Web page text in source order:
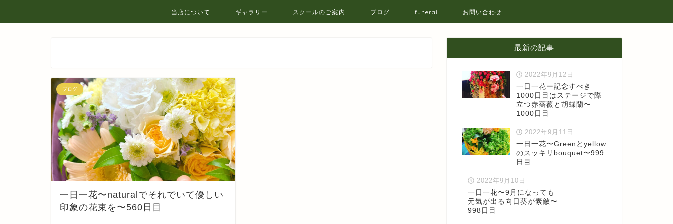
当店について ギャラリー スクールのご案内 ブログ funeral お問い合わせ
ブログ
一日一花〜naturalでそれでいて優しい
印象の花束を〜560日目
最新の記事
2022年9月12日
一日一花ー記念すべき
1000日目はステージで際
立つ赤薔薇と胡蝶蘭〜
1000日目
2022年9月11日
一日一花〜Greenとyellow
のスッキリbouquet〜999
日目
2022年9月10日
一日一花〜9月になっても
元気が出る向日葵が素敵〜
998日目